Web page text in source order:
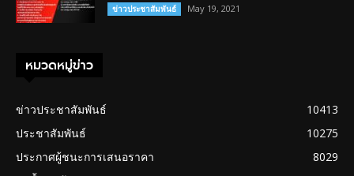
ข่าวประชาสัมพันธ์ May 19, 2021
หมวดหมู่ข่าว
ข่าวประชาสัมพันธ์
10413
ประชาสัมพันธ์
10275
ประกาศผู้ชนะการเสนอราคา
8029